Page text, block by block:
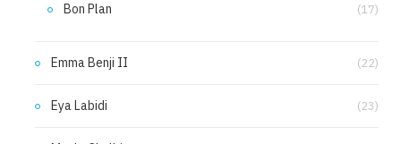
Bon Plan (17)
Emma Benji II (22)
Eya Labidi (23)